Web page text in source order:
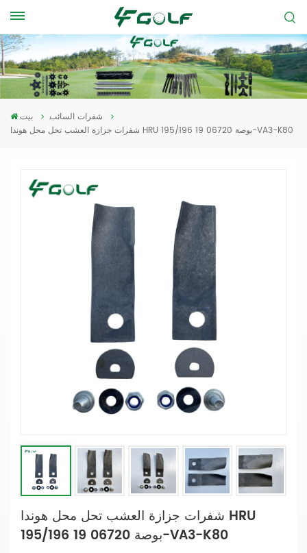
بيت
شفرات السائب
شفرات جزازة العشب تحل محل هوندا HRU 195/196 19 بوصة 06720-VA3-K80
شفرات جزازة العشب تحل محل هوندا HRU
195/196 19 بوصة 06720-VA3-K80